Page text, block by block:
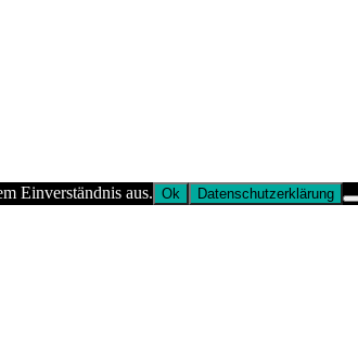
Einverständnis aus. Ok Datenschutzerklärung